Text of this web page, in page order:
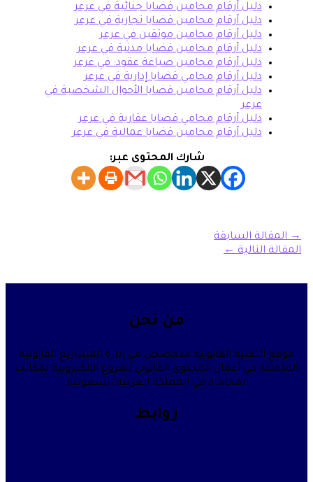
دليل أرقام محامين قضايا جنائية في عرعر
دليل أرقام محامين قضايا تجارية في عرعر
دليل أرقام محامين موثقين في عرعر
دليل أرقام محامين قضايا مدنية في عرعر
دليل أرقام محامين صياغة عقود: في عرعر
دليل أرقام محامي قضايا إدارية في عرعر
دليل أرقام محامين قضايا الأحوال الشخصية في
عرعر
دليل أرقام محامي قضايا عقارية في عرعر
دليل أرقام محامين قضايا عمالية في عرعر
شارك المحتوى عبر:
→المقالة السابقة
المقالة التالية←
من نحن
موقع التقنية القانونية متخصص في إدارة المشاريع القانونية
المتمثلة في أعمال المحتوى القانوني للفروع الإلكترونية لمكاتب
المحاماة في المملكة العربية السعودية.
روابط